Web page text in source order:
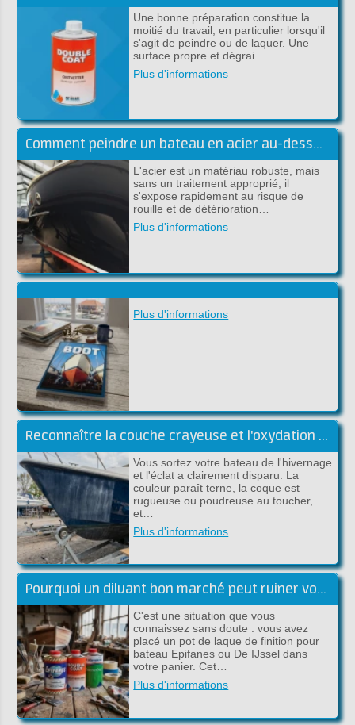
Une bonne préparation constitue la
moitié du travail, en particulier lorsqu'il
s'agit de peindre ou de laquer. Une
surface propre et dégrai…
Plus d'informations
Comment peindre un bateau en acier au-dessus et sous la ligne de flottaison
L'acier est un matériau robuste, mais
sans un traitement approprié, il
s'expose rapidement au risque de
rouille et de détérioration…
Plus d'informations
Plus d'informations
Reconnaître la couche crayeuse et l'oxydation du gelcoat
Vous sortez votre bateau de l'hivernage
et l'éclat a clairement disparu. La
couleur paraît terne, la coque est
rugueuse ou poudreuse au toucher,
et…
Plus d'informations
Pourquoi un diluant bon marché peut ruiner votre peinture haut de gamme
C'est une situation que vous
connaissez sans doute : vous avez
placé un pot de laque de finition pour
bateau Epifanes ou De IJssel dans
votre panier. Cet…
Plus d'informations